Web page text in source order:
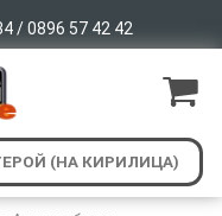
/ 0896 57 42 42